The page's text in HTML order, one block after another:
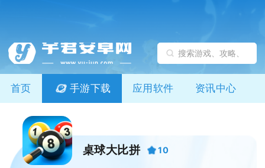
首页 手游下载 应用软件 资讯中心
桌球大比拼 10